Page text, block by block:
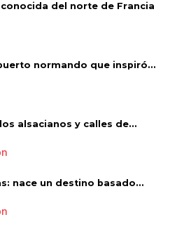
del norte de Francia
normando que inspiró...
alsacianos y calles de...
nace un destino basado...